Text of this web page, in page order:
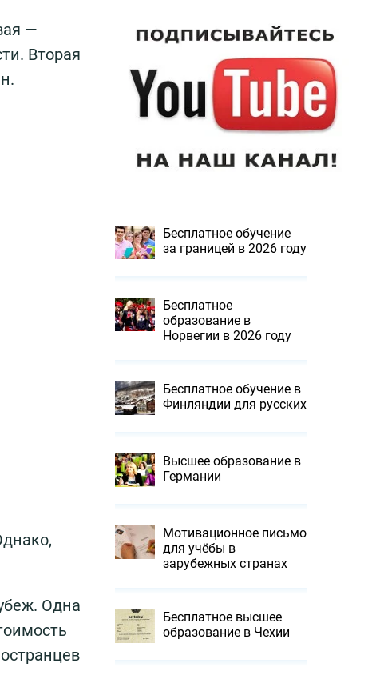
—
Вторая
Одна
Бесплатное обучение
за границей в 2026 году
Бесплатное
образование в
Норвегии в 2026 году
Бесплатное обучение в
Финляндии для русских
Высшее образование в
Германии
Мотивационное письмо
для учёбы в
зарубежных странах
Бесплатное высшее
образование в Чехии